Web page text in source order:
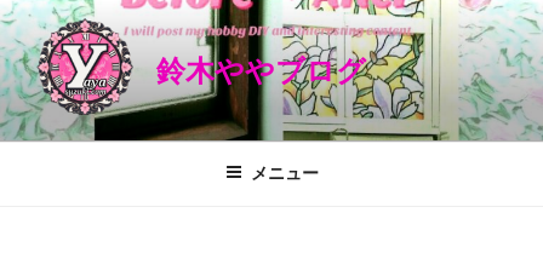
コ
ン
テ
ン
ツ
鈴木ややブログ
メニュー